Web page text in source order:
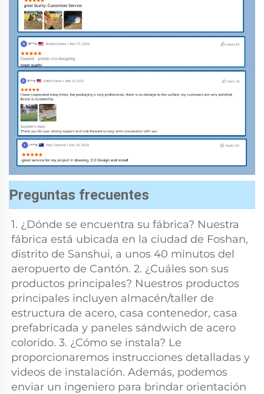
Preguntas frecuentes
1. ¿Dónde se encuentra su fábrica? Nuestra
fábrica está ubicada en la ciudad de Foshan,
distrito de Sanshui, a unos 40 minutos del
aeropuerto de Cantón. 2. ¿Cuáles son sus
productos principales? Nuestros productos
principales incluyen almacén/taller de
estructura de acero, casa contenedor, casa
prefabricada y paneles sándwich de acero
colorido. 3. ¿Cómo se instala? Le
proporcionaremos instrucciones detalladas y
videos de instalación. Además, podemos
enviar un ingeniero para brindar orientación